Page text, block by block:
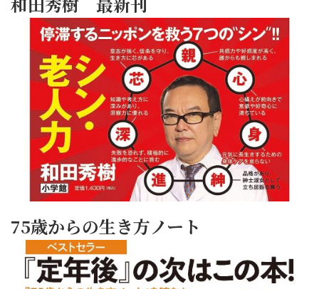
75歳からの生き方ノート